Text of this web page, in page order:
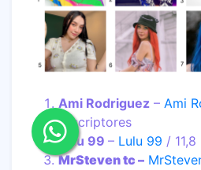
Ami Rodriguez –Ami
suscriptores
Lulu 99– Lulu 99 /
MrSteven tc –